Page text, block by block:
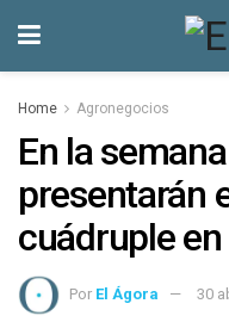
Home Agronegocios
En la
presentarán
cuádruple
Por El Ágora 30